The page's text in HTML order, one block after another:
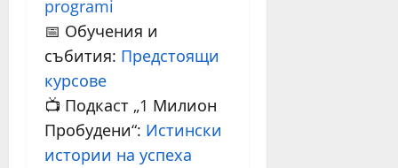
programi
📅 Обучения и
събития: Предстоящи
курсове
📺 Подкаст „1 Милион
Пробудени“: Истински
истории на успеха